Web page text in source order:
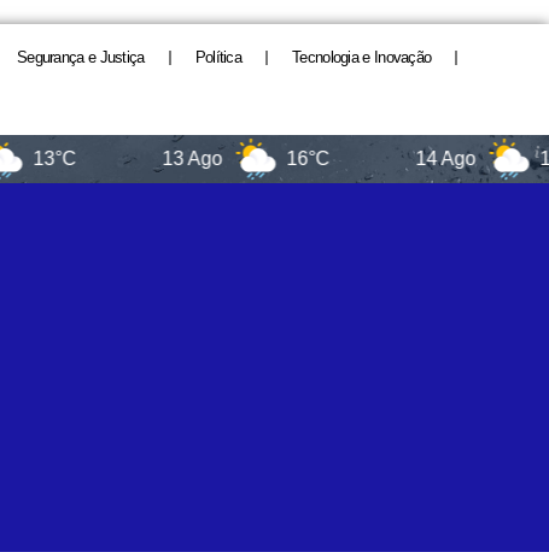
Segurança e Justiça Política Tecnologia e Inovação
13 Ago 16°C 14 Ago 13°C